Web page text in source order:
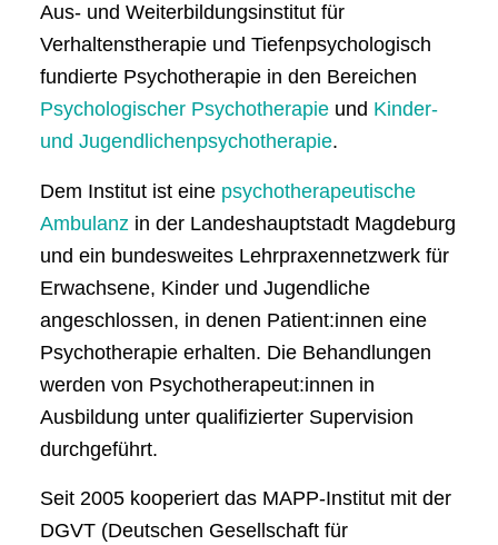
Aus- und Weiterbildungsinstitut für
Verhaltenstherapie und Tiefenpsychologisch
fundierte Psychotherapie in den Bereichen
Psychologischer Psychotherapieund Kinder-
und Jugendlichenpsychotherapie.
Dem Institut ist eine psychotherapeutische
Ambulanz in der Landeshauptstadt Magdeburg
und ein bundesweites Lehrpraxennetzwerk für
Erwachsene, Kinder und Jugendliche
angeschlossen, in denen Patient:innen eine
Psychotherapie erhalten. Die Behandlungen
werden von Psychotherapeut:innen in
Ausbildung unter qualifizierter Supervision
durchgeführt.
Seit 2005 kooperiert das MAPP-Institut mit der
DGVT (Deutschen Gesellschaft für